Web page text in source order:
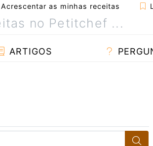
Acrescentar as minhas receitas
ARTIGOS